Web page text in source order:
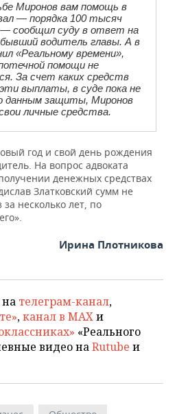
Миронов вам помощь в
— порядка 100 тысяч
сообщил суду в ответ на
водитель главы. А в
«Реальному времени»,
помощи не
За счет каких средств
выплаты, в суде пока не
данным защиты, Миронов
личные средства.
год и свой день рождения
На вопрос адвоката
денежных средствах
Златковский сумм не
несколько лет, по
Ирина Плотникова
телеграм-канал,
,канал в MAXи
«Реального
видео наRutube и